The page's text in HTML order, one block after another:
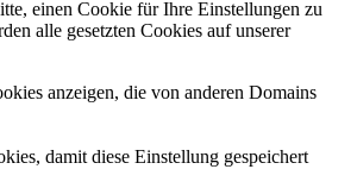
einen Cookie für Ihre Einstellungen zu
alle gesetzten Cookies auf unserer
anzeigen, die von anderen Domains
damit diese Einstellung gespeichert